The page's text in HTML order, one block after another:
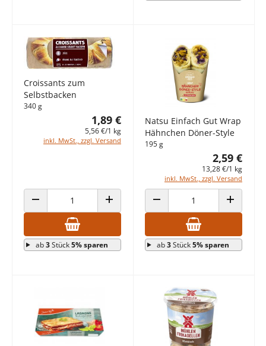
Croissants zum
Selbstbacken
340 g
1,89 €
5,56 €/1 kg
inkl. MwSt., zzgl. Versand
ANZAHL VERRINGERN ANZAHL ERHÖHEN
ab3Stück5% sparen
Natsu Einfach Gut Wrap
Hähnchen Döner-Style
195 g
2,59 €
13,28 €/1 kg
inkl. MwSt., zzgl. Versand
ANZAHL VERRINGERN ANZAHL
ab3Stück5% sparen